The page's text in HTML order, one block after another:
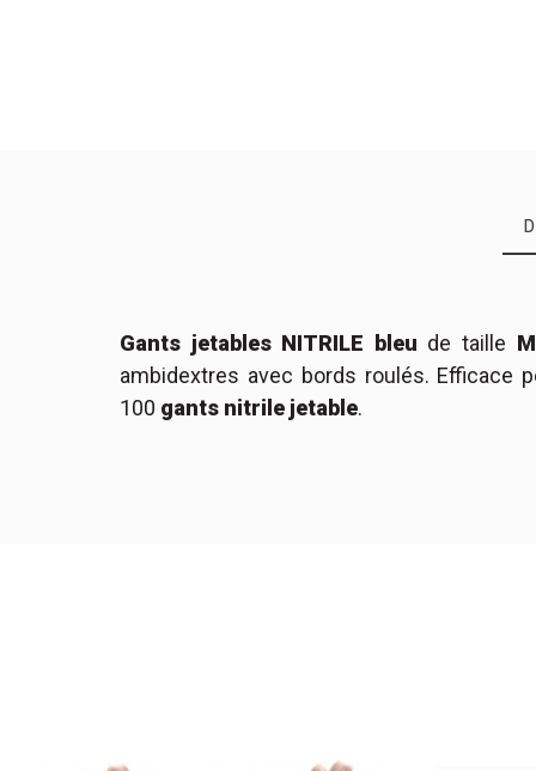
Gants jetables NITRILE bleu de taille M
ambidextres avec bords roulés. Efficace p
100 gants nitrile jetable.
Référence GA-NIT-BLEU-M
Colissimo Points de retrait:
Colissimo Domicile avec signature